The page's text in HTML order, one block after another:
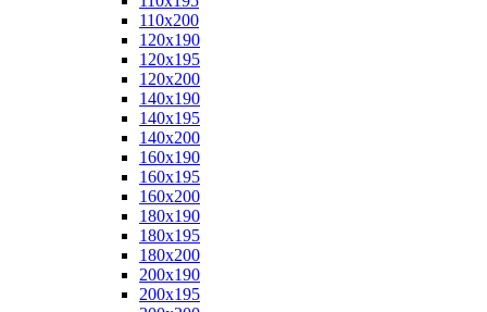
110x200
120x190
120x195
120x200
140x190
140x195
140x200
160x190
160x195
160x200
180x190
180x195
180x200
200x190
200x195